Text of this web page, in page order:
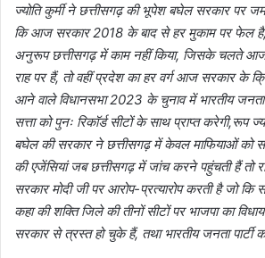
ज्योति कुर्मी ने छत्तीसगढ़ की भूपेश बघेल सरकार पर
कि आज सरकार 2018 के बाद से हर मुकाम पर फेल
अनुरूप छत्तीसगढ़ में काम नहीं किया, जिसके चलते आज
राह पर हैं, तो वहीं प्रदेश का हर वर्ग आज सरकार के
आने वाले विधानसभा 2023 के चुनाव में भारतीय जनता
सत्ता को पुनः रिकॉर्ड सीटों के साथ प्राप्त करेगी,रूप
बघेल की सरकार ने छत्तीसगढ़ में केवल माफियाओं को
की एजेंसियां जब छत्तीसगढ़ में जांच करने पहुंचती हैं तो
सरकार मोदी जी पर आरोप-प्रत्यारोप करती है जो कि
कहा की शक्ति जिले की तीनों सीटों पर भाजपा का
सरकार से त्रस्त हो चुके हैं, तथा भारतीय जनता पार्टी